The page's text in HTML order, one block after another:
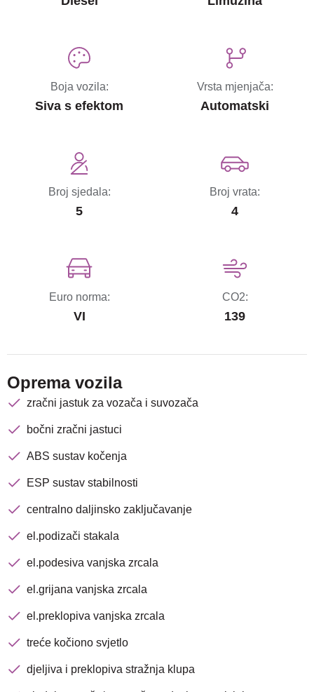
Boja vozila:
Siva s efektom
Vrsta mjenjača:
Automatski
Broj sjedala:
5
Broj vrata:
4
Euro norma:
VI
CO2:
139
Oprema vozila
zračni jastuk za vozača i suvozača
bočni zračni jastuci
ABS sustav kočenja
ESP sustav stabilnosti
centralno daljinsko zaključavanje
el.podizači stakala
el.podesiva vanjska zrcala
el.grijana vanjska zrcala
el.preklopiva vanjska zrcala
treće kočiono svjetlo
djeljiva i preklopiva stražnja klupa